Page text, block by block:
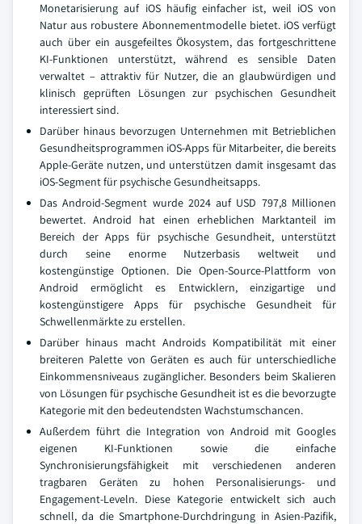
Monetarisierung auf iOS häufig einfacher ist, weil iOS von
Natur aus robustere Abonnementmodelle bietet. iOS verfügt
auch über ein ausgefeiltes Ökosystem, das fortgeschrittene
KI-Funktionen unterstützt, während es sensible Daten
verwaltet – attraktiv für Nutzer, die an glaubwürdigen und
klinisch geprüften Lösungen zur psychischen Gesundheit
interessiert sind.
Darüber hinaus bevorzugen Unternehmen mit Betrieblichen
Gesundheitsprogrammen iOS-Apps für Mitarbeiter, die bereits
Apple-Geräte nutzen, und unterstützen damit insgesamt das
iOS-Segment für psychische Gesundheitsapps.
Das Android-Segment wurde 2024 auf USD 797,8 Millionen
bewertet. Android hat einen erheblichen Marktanteil im
Bereich der Apps für psychische Gesundheit, unterstützt
durch seine enorme Nutzerbasis weltweit und
kostengünstige Optionen. Die Open-Source-Plattform von
Android ermöglicht es Entwicklern, einzigartige und
kostengünstigere Apps für psychische Gesundheit für
Schwellenmärkte zu erstellen.
Darüber hinaus macht Androids Kompatibilität mit einer
breiteren Palette von Geräten es auch für unterschiedliche
Einkommensniveaus zugänglicher. Besonders beim Skalieren
von Lösungen für psychische Gesundheit ist es die bevorzugte
Kategorie mit den bedeutendsten Wachstumschancen.
Außerdem führt die Integration von Android mit Googles
eigenen KI-Funktionen sowie die einfache
Synchronisierungsfähigkeit mit verschiedenen anderen
tragbaren Geräten zu hohen Personalisierungs- und
Engagement-Leveln. Diese Kategorie entwickelt sich auch
schnell, da die Smartphone-Durchdringung in Asien-Pazifik,